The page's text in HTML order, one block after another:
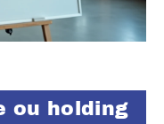
ou holding